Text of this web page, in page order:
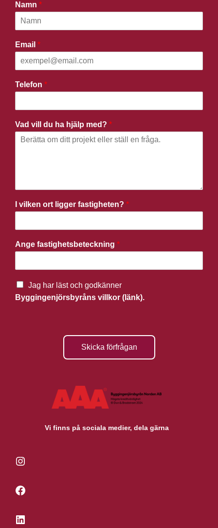
Namn *
Email *
Telefon *
Vad vill du ha hjälp med? *
I vilken ort ligger fastigheten? *
Ange fastighetsbeteckning *
Jag har läst och godkänner
Byggingenjörsbyråns villkor (länk).
Skicka förfrågan
Vi finns på sociala medier, dela gärna
Instagram
Facebook
LinkedIn